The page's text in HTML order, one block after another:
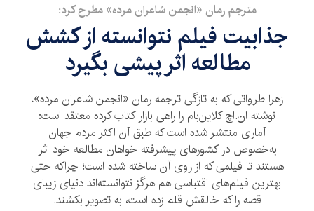
مترجم رمان «انجمن شاعران مرده» مطرح کرد:
جذابیت فیلم نتوانسته‌ از کشش
مطالعه اثر پیشی بگیرد
زهرا طرواتی که به تازگی ترجمه رمان «انجمن شاعران مرده»،
نوشته ان.اچ کلاین‌بام را راهی بازار کتاب کرده معتقد است:
آماری منتشر شده است که طبق آن اکثر مردم جهان
به‌خصوص در کشورهای پیشرفته خواهان مطالعه خود اثر
هستند تا فیلمی که از روی آن ساخته شده است؛ چراکه حتی
بهترین فیلم‌های اقتباسی هم هرگز نتوانسته‌اند دنیای زیبای
قصه را که خالقش قلم زده است، به تصویر بکشند.